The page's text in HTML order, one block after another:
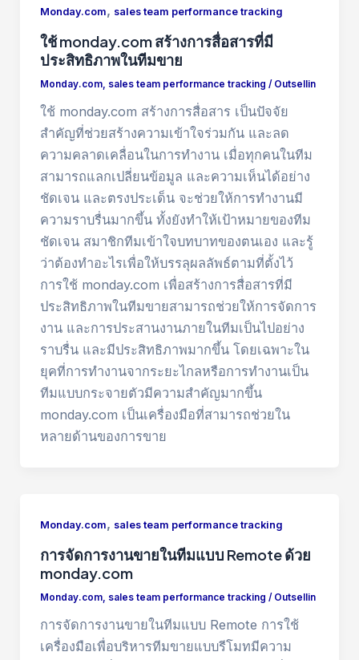
Monday.com, sales team performance tracking
ใช้ monday.com สร้างการสื่อสารที่มี
ประสิทธิภาพในทีมขาย
Monday.com, sales team performance tracking / Outsellin
ใช้ monday.com สร้างการสื่อสาร เป็นปัจจัย
สำคัญที่ช่วยสร้างความเข้าใจร่วมกัน และลด
ความคลาดเคลื่อนในการทำงาน เมื่อทุกคนในทีม
สามารถแลกเปลี่ยนข้อมูล และความเห็นได้อย่าง
ชัดเจน และตรงประเด็น จะช่วยให้การทำงานมี
ความราบรื่นมากขึ้น ทั้งยังทำให้เป้าหมายของทีม
ชัดเจน สมาชิกทีมเข้าใจบทบาทของตนเอง และรู้
ว่าต้องทำอะไรเพื่อให้บรรลุผลลัพธ์ตามที่ตั้งไว้
การใช้ monday.com เพื่อสร้างการสื่อสารที่มี
ประสิทธิภาพในทีมขายสามารถช่วยให้การจัดการ
งาน และการประสานงานภายในทีมเป็นไปอย่าง
ราบรื่น และมีประสิทธิภาพมากขึ้น โดยเฉพาะใน
ยุคที่การทำงานจากระยะไกลหรือการทำงานเป็น
ทีมแบบกระจายตัวมีความสำคัญมากขึ้น
monday.com เป็นเครื่องมือที่สามารถช่วยใน
หลายด้านของการขาย
Monday.com, sales team performance tracking
การจัดการงานขายในทีมแบบ Remote ด้วย
monday.com
Monday.com, sales team performance tracking / Outsellin
การจัดการงานขายในทีมแบบ Remote การใช้
เครื่องมือเพื่อบริหารทีมขายแบบรีโมทมีความ